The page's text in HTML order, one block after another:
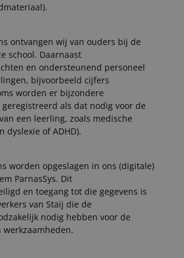
ontvangen wij van ouders bij de
school. Daarnaast
en ondersteunend personeel
bijvoorbeeld cijfers
worden er bijzondere
geregistreerd als dat nodig voor de
een leerling, zoals medische
dyslexie of ADHD).
worden opgeslagen in ons (digitale)
ParnasSys. Dit
en toegang tot die gegevens is
van Staij die de
nodig hebben voor de